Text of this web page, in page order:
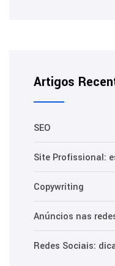
Artigos
SEO
Site Profissional:
Copywriting
Anúncios nas
Redes Sociais: